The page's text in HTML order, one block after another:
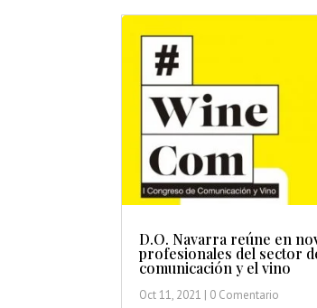
D.O. Navarra reúne en
profesionales del sector
comunicación y el vino
Oct 11, 2021 | 0 Comentario